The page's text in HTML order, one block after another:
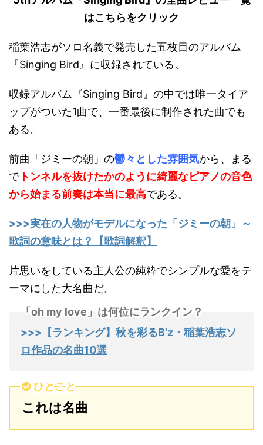
はこちらをクリック
稲葉浩志がソロ名義で発売した五枚目のアルバム
『Singing Bird』に収録されている。
収録アルバム『Singing Bird』の中では唯一タイア
ップがついた1曲で、一番最後に制作された曲でも
ある。
前曲「ジミーの朝」の鬱々とした雰囲気から、まる
でトンネルを抜けたかのように綺麗なピアノの音色
から始まる前奏は本当に最高である。
>>>実在の人物がモデルになった「ジミーの朝」～
歌詞の意味とは？【歌詞解釈】
片思いをしている主人公の純粋でシンプルな愛をテ
ーマにした大名曲だ。
「oh my love」は何位にランクイン？
>>>【ランキング】秋を彩るB'z・稲葉浩志ソ
ロ作品の名曲10選
ひとこと
これは名曲